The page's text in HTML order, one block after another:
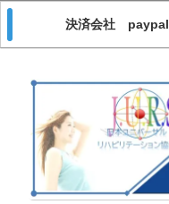
決済会社 paypal